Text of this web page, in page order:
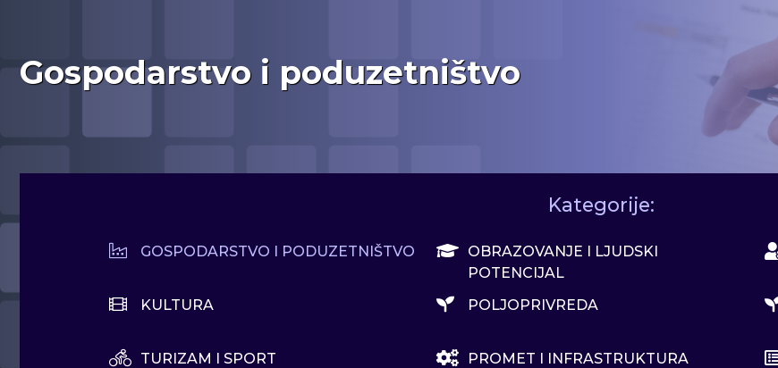
Gospodarstvo i poduzetništvo
Kategorije:
GOSPODARSTVO I PODUZETNIŠTVO
OBRAZOVANJE I LJUDSKI
POTENCIJAL
KULTURA POLJOPRIVREDA
TURIZAM I SPORT
PROMET I INFRASTRUKTURA